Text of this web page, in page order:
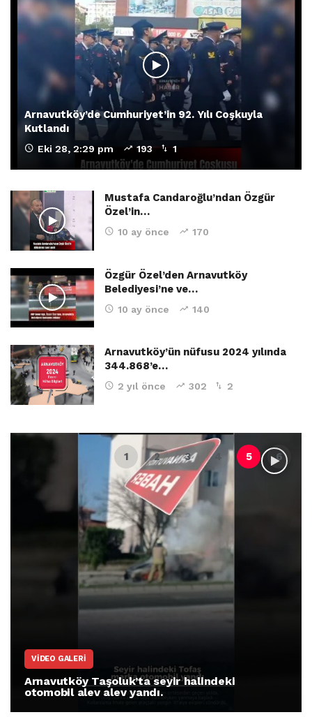
Arnavutköy’de Cumhuriyet’in 92. Yılı Coşkuyla
Kutlandı
Eki 28, 2:29 pm 193 1
Mustafa Candaroğlu’ndan Özgür
Özel’in…
10 ay önce 170
Özgür Özel’den Arnavutköy
Belediyesi’ne ve…
10 ay önce 140
Arnavutköy’ün nüfusu 2024 yılında
344.868’e…
2 yıl önce 302 2
VIDEO GALERI
Arnavutköy Taşoluk’ta seyir halindeki
otomobil alev alev yandı.